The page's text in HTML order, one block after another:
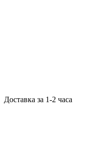
Доставка за 1-2 часа